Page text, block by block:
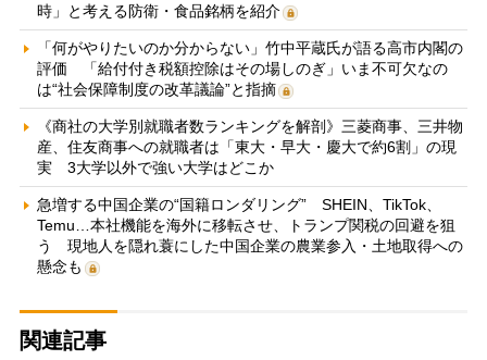
時」と考える防衛・食品銘柄を紹介
「何がやりたいのか分からない」竹中平蔵氏が語る高市内閣の
評価 「給付付き税額控除はその場しのぎ」いま不可欠なの
は“社会保障制度の改革議論”と指摘
《商社の大学別就職者数ランキングを解剖》三菱商事、三井物
産、住友商事への就職者は「東大・早大・慶大で約6割」の現
実 3大学以外で強い大学はどこか
急増する中国企業の“国籍ロンダリング” SHEIN、TikTok、
Temu…本社機能を海外に移転させ、トランプ関税の回避を狙
う 現地人を隠れ蓑にした中国企業の農業参入・土地取得への
懸念も
関連記事